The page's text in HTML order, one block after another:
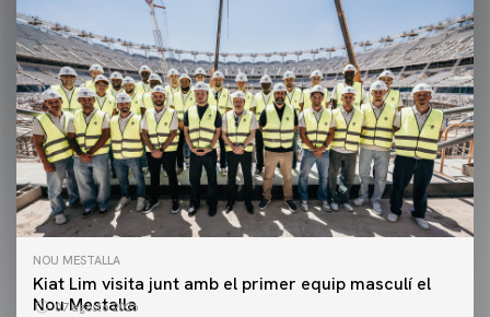
NOU MESTALLA
Kiat Lim visita junt amb el primer equip masculí el
Nou Mestalla
07 agosto 2026